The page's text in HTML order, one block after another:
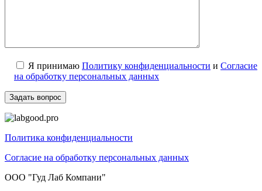
Я принимаю Политику конфиденциальности и Согласие
на обработку персональных данных
Политика конфиденциальности
Согласие на обработку персональных данных
ООО "Гуд Лаб Компани"